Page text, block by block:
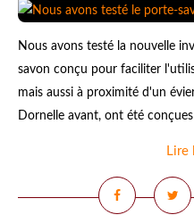
Nous avons testé la nouvelle
savon conçu pour faciliter
mais aussi à proximité d'un
Dornelle avant, ont été
Lire